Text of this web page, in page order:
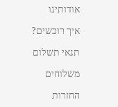
אודותינו
איך רוכשים?
תנאי תשלום
משלוחים
החזרות